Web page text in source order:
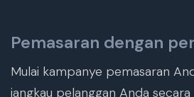
Pemasaran dengan
Mulai kampanye pemasaran
jangkau pelanggan Anda secara